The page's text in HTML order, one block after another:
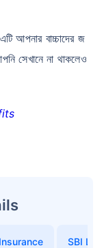
আপনার বাচ্চাদের জ
সেখানে না থাকলেও
SBI